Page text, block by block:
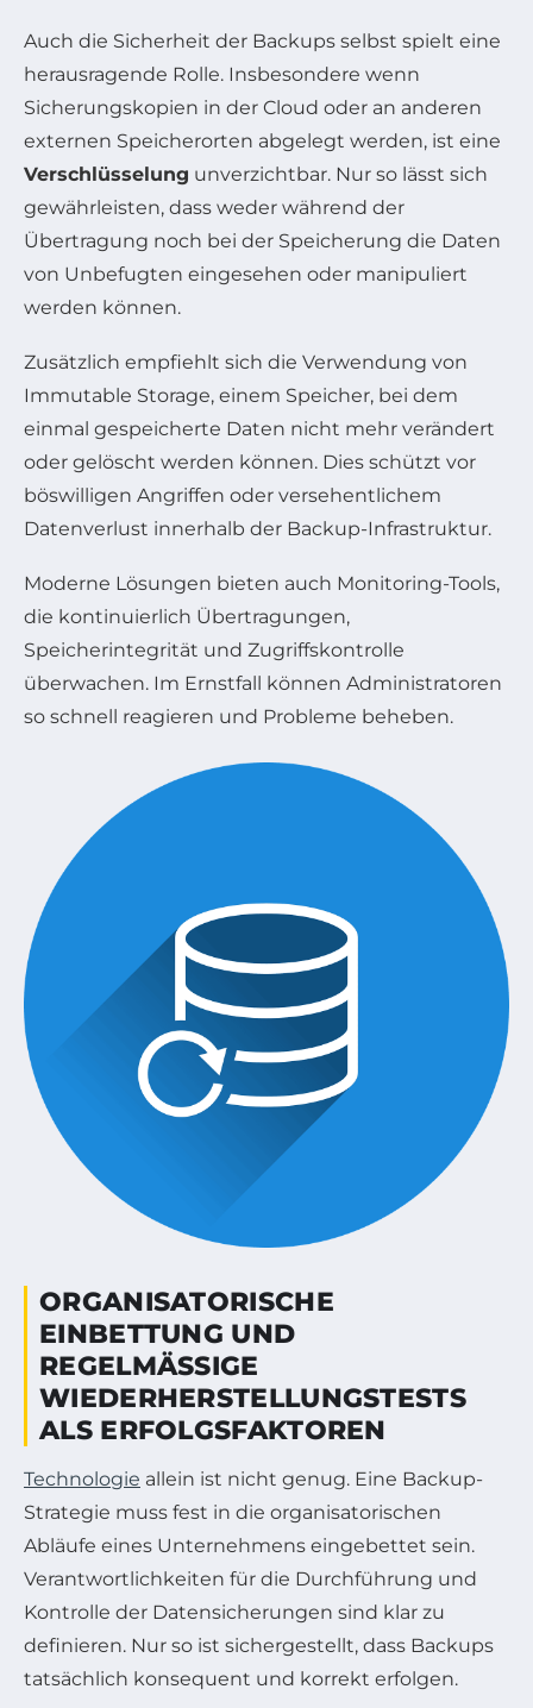
Auch die Sicherheit der Backups selbst spielt eine
herausragende Rolle. Insbesondere wenn
Sicherungskopien in der Cloud oder an anderen
externen Speicherorten abgelegt werden, ist eine
Verschlüsselung unverzichtbar. Nur so lässt sich
gewährleisten, dass weder während der
Übertragung noch bei der Speicherung die Daten
von Unbefugten eingesehen oder manipuliert
werden können.
Zusätzlich empfiehlt sich die Verwendung von
Immutable Storage, einem Speicher, bei dem
einmal gespeicherte Daten nicht mehr verändert
oder gelöscht werden können. Dies schützt vor
böswilligen Angriffen oder versehentlichem
Datenverlust innerhalb der Backup-Infrastruktur.
Moderne Lösungen bieten auch Monitoring-Tools,
die kontinuierlich Übertragungen,
Speicherintegrität und Zugriffskontrolle
überwachen. Im Ernstfall können Administratoren
so schnell reagieren und Probleme beheben.
ORGANISATORISCHE
EINBETTUNG UND
REGELMÄSSIGE W
IEDERHERSTELLUNGSTESTS A
LS ERFOLGSFAKTOREN
Technologie allein ist nicht genug. Eine Backup-
Strategie muss fest in die organisatorischen
Abläufe eines Unternehmens eingebettet sein.
Verantwortlichkeiten für die Durchführung und
Kontrolle der Datensicherungen sind klar zu
definieren. Nur so ist sichergestellt, dass Backups
tatsächlich konsequent und korrekt erfolgen.